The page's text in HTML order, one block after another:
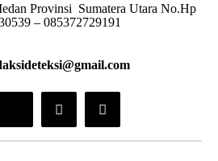
Provinsi Sumatera Utara No.Hp
– 085372729191